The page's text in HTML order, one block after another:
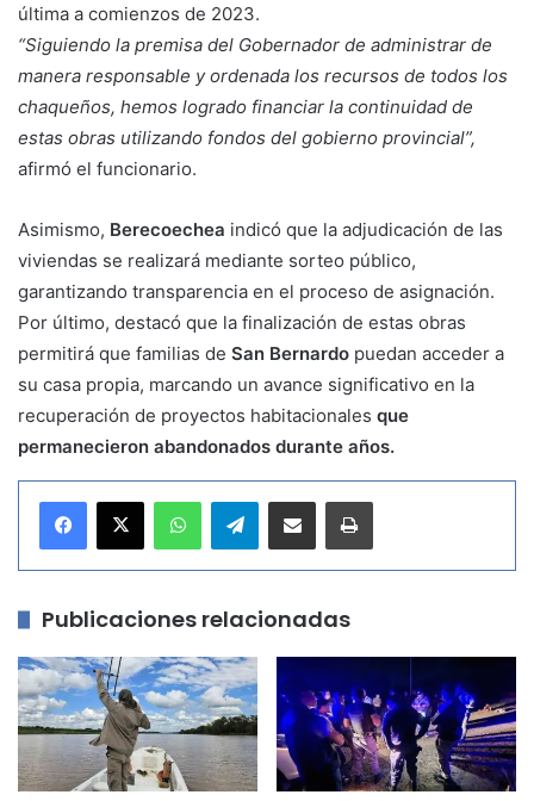
última a comienzos de 2023.
“Siguiendo la premisa del Gobernador de administrar de
manera responsable y ordenada los recursos de todos los
chaqueños, hemos logrado financiar la continuidad de
estas obras utilizando fondos del gobierno provincial”,
afirmó el funcionario.
Asimismo, Berecoechea indicó que la adjudicación de las
viviendas se realizará mediante sorteo público,
garantizando transparencia en el proceso de asignación.
Por último, destacó que la finalización de estas obras
permitirá que familias de San Bernardo puedan acceder a
su casa propia, marcando un avance significativo en la
recuperación de proyectos habitacionales que
permanecieron abandonados durante años.
Telegram
Publicaciones relacionadas